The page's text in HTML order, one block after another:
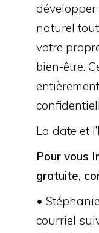
développer
naturel
votre
bien-être.
La date et
Pour vous
gratuite,
•
courriel